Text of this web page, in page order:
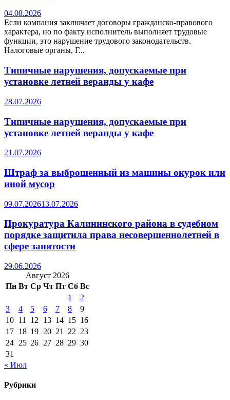
04.08.2026
Если компания заключает договоры гражданско-правового
характера, но по факту исполнитель выполняет трудовые
функции, это нарушение трудового законодательств.
Налоговые органы, Г...
Типичные нарушения, допускаемые при
установке летней веранды у кафе
28.07.2026
Типичные нарушения, допускаемые при
установке летней веранды у кафе
21.07.2026
Штраф за выброшенный из машины окурок или
иной мусор
09.07.202613.07.2026
Прокуратура Калининского района в судебном
порядке защитила права несовершеннолетней в
сфере занятости
29.06.2026
Август 2026
Пн Вт Ср Чт Пт Сб Вс
1
2
3
4 5 6 7 8
9
10 11 12 13 14 15 16
17 18 19 20 21 22 23
24 25 26 27 28 29 30
31
« Июл
Рубрики